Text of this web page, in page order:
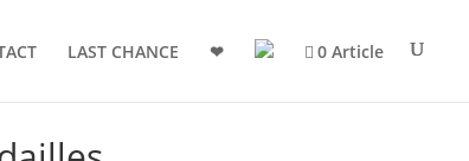
LAST CHANCE ❤ 0 Article